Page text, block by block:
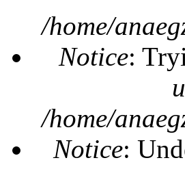
/home/
Notice:
/home/
Notice: